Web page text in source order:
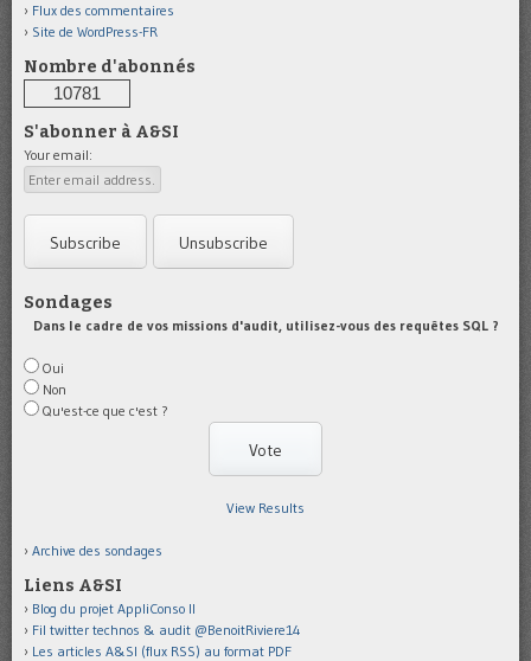
Flux des commentaires
Site de WordPress-FR
Nombre d'abonnés
10781
S'abonner à A&SI
Your email:
Sondages
Dans le cadre de vos missions d'audit, utilisez-vous des requêtes SQL ?
Oui
Non
Qu'est-ce que c'est ?
View Results
Archive des sondages
Liens A&SI
Blog du projet AppliConso II
Fil twitter technos & audit @BenoitRiviere14
Les articles A&SI (flux RSS) au format PDF